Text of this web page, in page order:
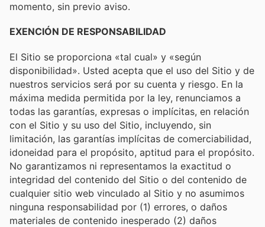
momento, sin previo aviso.
EXENCIÓN DE RESPONSABILIDAD
El Sitio se proporciona «tal cual» y «según
disponibilidad». Usted acepta que el uso del Sitio y de
nuestros servicios será por su cuenta y riesgo. En la
máxima medida permitida por la ley, renunciamos a
todas las garantías, expresas o implícitas, en relación
con el Sitio y su uso del Sitio, incluyendo, sin
limitación, las garantías implícitas de comerciabilidad,
idoneidad para el propósito, aptitud para el propósito.
No garantizamos ni representamos la exactitud o
integridad del contenido del Sitio o del contenido de
cualquier sitio web vinculado al Sitio y no asumimos
ninguna responsabilidad por (1) errores, o daños
materiales de contenido inesperado (2) daños